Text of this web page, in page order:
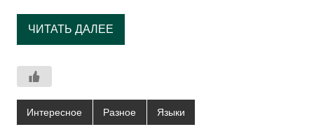
ЧИТАТЬ ДАЛЕЕ
Интересное Разное Языки